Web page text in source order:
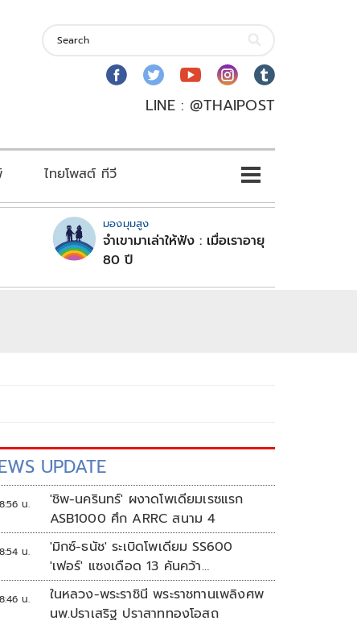
LINE : @THAIPOST
ไทยโพสต์ ทีวี
มองมุมสูง
จำเขามาเล่าให้ฟัง : เมื่อเราอายุ
80 ปี
UPDATE
น.
'ชิพ-นครินทร์' ผงาดโพเดียมเรซแรก
ASB1000 ศึก ARRC สนาม 4
น.
'มิกซ์-ธนัช' ระเบิดโพเดียม SS600
'เฟอร์' แซงเดือด 13 คันคว้า
แต้ม ศึก ARRC สนาม 4
น.
ในหลวง-พระราชินี พระราชทานเพลิงศพ
นพ.ปราเสริฐ ปราสาททองโอสถ